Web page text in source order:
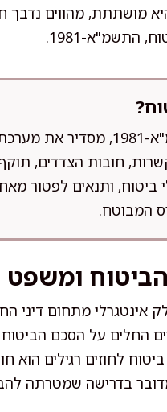
מושתתת, מהווים
התשמ"א-1981.
חוק חוזה הביטוח,
חובות הצדדים, תוקף
ביטוח, ותנאים לפטור
המבוטח.
ומשפט
אינטגרלי מתחום דיני
החלים על הסכם
ביטוח לחוזים רגילים
בדרישה שמטרתה